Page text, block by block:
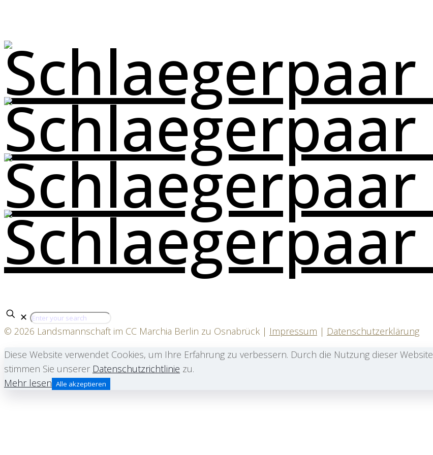
✕
© 2026 Landsmannschaft im CC Marchia Berlin zu Osnabrück | Impressum | Datenschutzerklärung
Diese Website verwendet Cookies, um Ihre Erfahrung zu verbessern. Durch die Nutzung dieser Website
stimmen Sie unserer Datenschutzrichtlinie zu.
Mehr lesen Alle akzeptieren